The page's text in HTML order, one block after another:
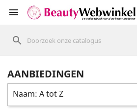

search
AANBIEDINGEN
Naam: A tot Z